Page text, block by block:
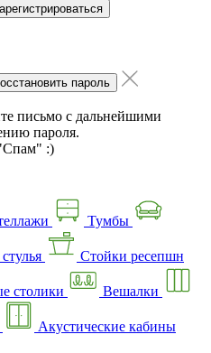
пароль
письмо с дальнейшими
пароля.
"Спам" :)
Тумбы
Стойки ресепшн
столики Вешалки
Акустические кабины